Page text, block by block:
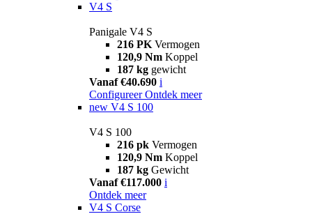
V4 S
Panigale V4 S
216 PK Vermogen
120,9 Nm Koppel
187 kg gewicht
Vanaf €40.690 i
Configureer Ontdek meer
new V4 S 100
V4 S 100
216 pk Vermogen
120,9 Nm Koppel
187 kg Gewicht
Vanaf €117.000 i
Ontdek meer
V4 S Corse